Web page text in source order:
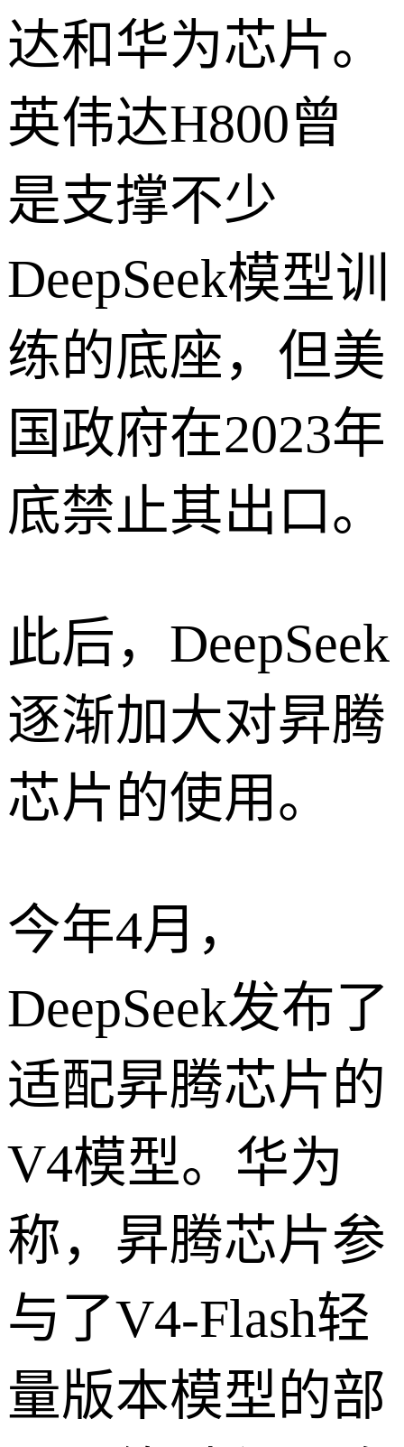
达和华为芯片。
英伟达H800曾
是支撑不少
DeepSeek模型训
练的底座，但美
国政府在2023年
底禁止其出口。
此后，DeepSeek
逐渐加大对昇腾
芯片的使用。
今年4月，
DeepSeek发布了
适配昇腾芯片的
V4模型。华为
称，昇腾芯片参
与了V4-Flash轻
量版本模型的部